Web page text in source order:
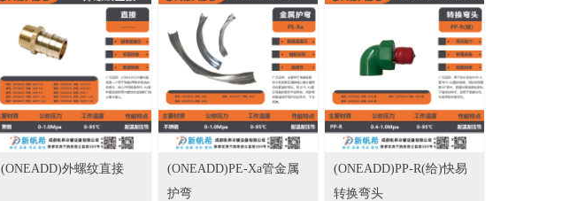
(ONEADD)外螺纹直接
(ONEADD)PE-Xa管金属
护弯
(ONEADD)PP-R(给)快易
转换弯头